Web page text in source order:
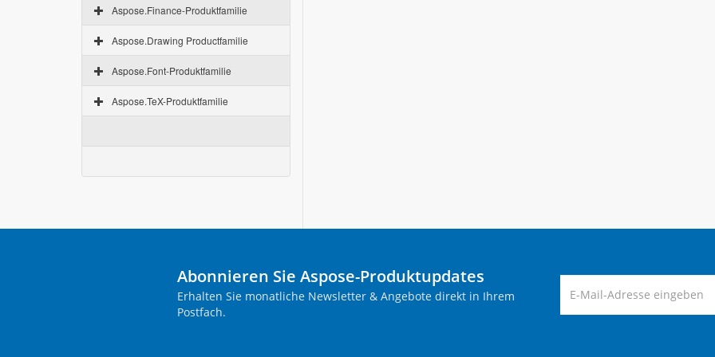
Aspose.Finance-Produktfamilie
Aspose.Drawing Productfamilie
Aspose.Font-Produktfamilie
Aspose.TeX-Produktfamilie
Abonnieren Sie Aspose-Produktupdates
Erhalten Sie monatliche Newsletter & Angebote direkt in Ihrem
Postfach.